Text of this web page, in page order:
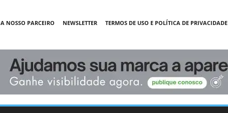
NOSSO PARCEIRO NEWSLETTER TERMOS DE USO E POLÍTICA DE PRIVACIDADE